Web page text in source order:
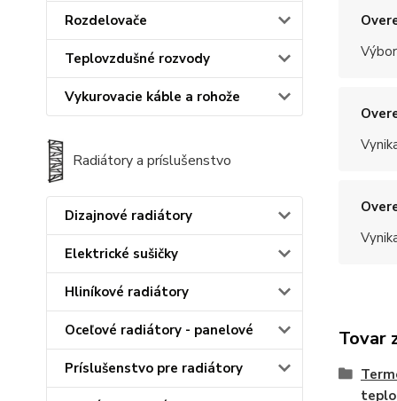
Rozdelovače
Teplovzdušné rozvody
Vykurovacie káble a rohože
Radiátory a príslušenstvo
Dizajnové radiátory
Elektrické sušičky
Hliníkové radiátory
Oceľové radiátory - panelové
Príslušenstvo pre radiátory
Tovar